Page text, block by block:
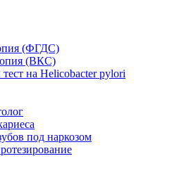
(ФГДС)
(ВКС)
на Helicobacter pylori
под наркозом